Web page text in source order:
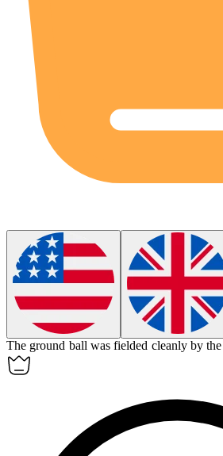
The ground ball was fielded cleanly by